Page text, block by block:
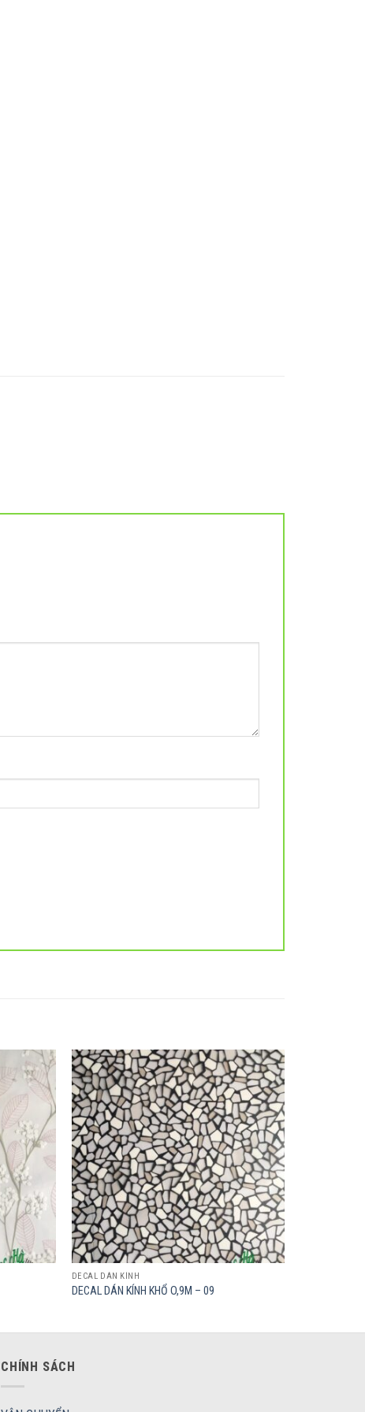
Add to
wishlist
Add to
wishlist
DECAL DÁN KÍNH
DECAL DÁN KÍNH KHỔ O,9M – 09
CHÍNH SÁCH